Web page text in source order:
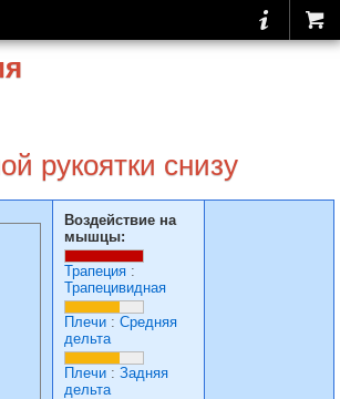
рукоятки снизу
Воздействие на
мышцы:
Трапеция :
Трапецивидная
Плечи : Средняя
дельта
Плечи : Задняя
дельта